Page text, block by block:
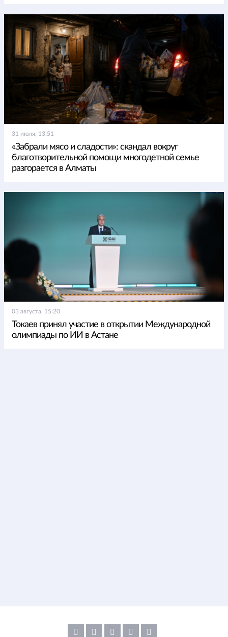
31 июля, 13:51
«Забрали мясо и сладости»: скандал вокруг
благотворительной помощи многодетной семье
разгорается в Алматы
03 августа, 15:20
Токаев принял участие в открытии Международной
олимпиады по ИИ в Астане